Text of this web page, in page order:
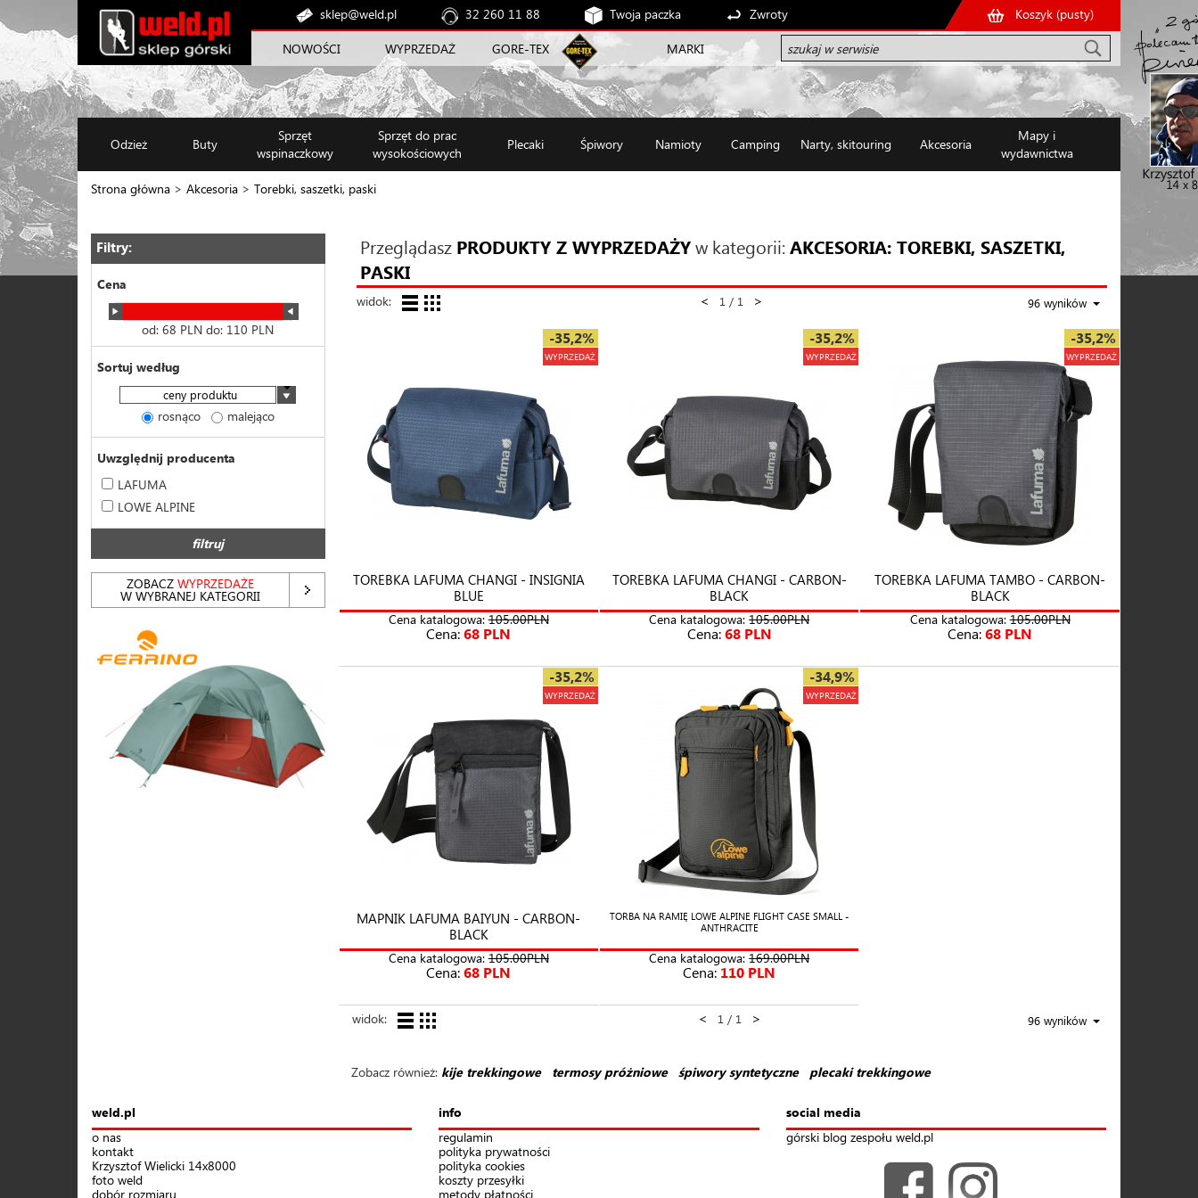
sklep@weld.pl 32 260 11 88 Twoja paczka Zwroty Koszyk (pusty)
NOWOŚCI WYPRZEDAŻ GORE-TEX MARKI
Odzież Buty
Sprzęt
wspinaczkowy
Sprzęt do prac
wysokościowych
Plecaki Śpiwory Namioty Camping Narty, skitouring Akcesoria
Mapy i
wydawnictwa
Strona główna > Akcesoria > Torebki, saszetki, paski
Filtry:
Cena
od:68 PLN do: 110 PLN
Sortuj według
ceny produktu
rosnąco malejąco
Uwzględnij producenta
LAFUMA
LOWE ALPINE
filtruj
ZOBACZWYPRZEDAŻE
W WYBRANEJ KATEGORII
Przeglądasz PRODUKTY Z WYPRZEDAŻYw kategorii:AKCESORIA: TOREBKI, SASZETKI,
PASKI
widok: < 1 / 1 > 96 wyników
-35,2%
WYPRZEDAŻ
TOREBKA LAFUMA CHANGI - INSIGNIA
BLUE
Cena katalogowa:105.00PLN
Cena:68 PLN
-35,2%
WYPRZEDAŻ
TOREBKA LAFUMA CHANGI - CARBON-
BLACK
Cena katalogowa:105.00PLN
Cena:68 PLN
-35,2%
WYPRZEDAŻ
TOREBKA LAFUMA TAMBO - CARBON-
BLACK
Cena katalogowa:105.00PLN
Cena:68 PLN
-35,2%
WYPRZEDAŻ
MAPNIK LAFUMA BAIYUN - CARBON-
BLACK
Cena katalogowa:105.00PLN
Cena:68 PLN
-34,9%
WYPRZEDAŻ
TORBA NA RAMIĘ LOWE ALPINE FLIGHT CASE SMALL -
ANTHRACITE
Cena katalogowa:169.00PLN
Cena: 110 PLN
widok: < 1 / 1 > 96 wyników
Zobacz również: kije trekkingowe termosy próżniowe śpiwory syntetyczne plecaki trekkingowe
weld.pl
o nas
kontakt
Krzysztof Wielicki 14x8000
foto weld
dobór rozmiaru
info
regulamin
polityka prywatności
polityka cookies
koszty przesyłki
metody płatności
social media
górski blog zespołu weld.pl